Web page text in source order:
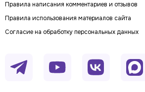
Правила написания комментариев и отзывов
Правила использования материалов сайта
Согласие на обработку персональных данных